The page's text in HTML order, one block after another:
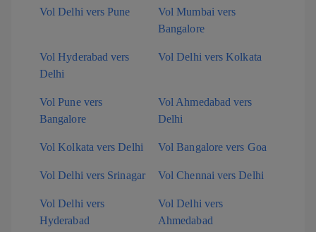
Vol Delhi vers Pune
Vol Mumbai vers
Bangalore
Vol Hyderabad vers
Delhi
Vol Delhi vers Kolkata
Vol Pune vers
Bangalore
Vol Ahmedabad vers
Delhi
Vol Kolkata vers Delhi Vol Bangalore vers Goa
Vol Delhi vers Srinagar Vol Chennai vers Delhi
Vol Delhi vers
Hyderabad
Vol Delhi vers
Ahmedabad